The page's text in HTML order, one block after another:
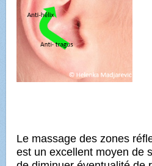
Le massage des zones
est un excellent moyen de